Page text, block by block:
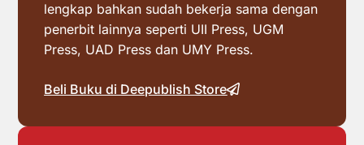
lengkap bahkan sudah bekerja sama dengan
penerbit lainnya seperti UII Press, UGM
Press, UAD Press dan UMY Press.
Beli Buku di Deepublish Store